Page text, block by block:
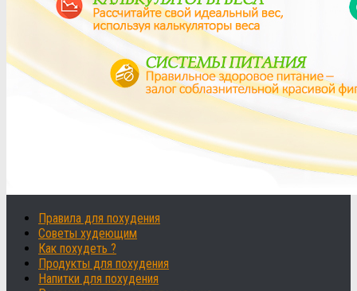
Правила для похудения
Советы худеющим
Как похудеть ?
Продукты для похудения
Напитки для похудения